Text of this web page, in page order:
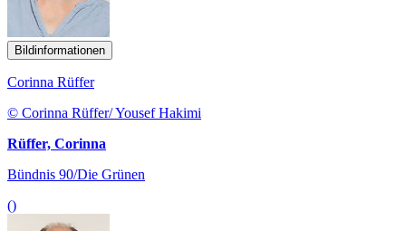
Bildinformationen
Corinna Rüffer
© Corinna Rüffer/ Yousef Hakimi
Rüffer, Corinna
Bündnis 90/Die Grünen
()